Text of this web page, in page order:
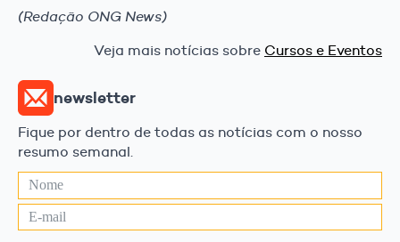
(Redação ONG News)
Veja mais notícias sobre Cursos e Eventos
newsletter
Fique por dentro de todas as notícias com o nosso
resumo semanal.